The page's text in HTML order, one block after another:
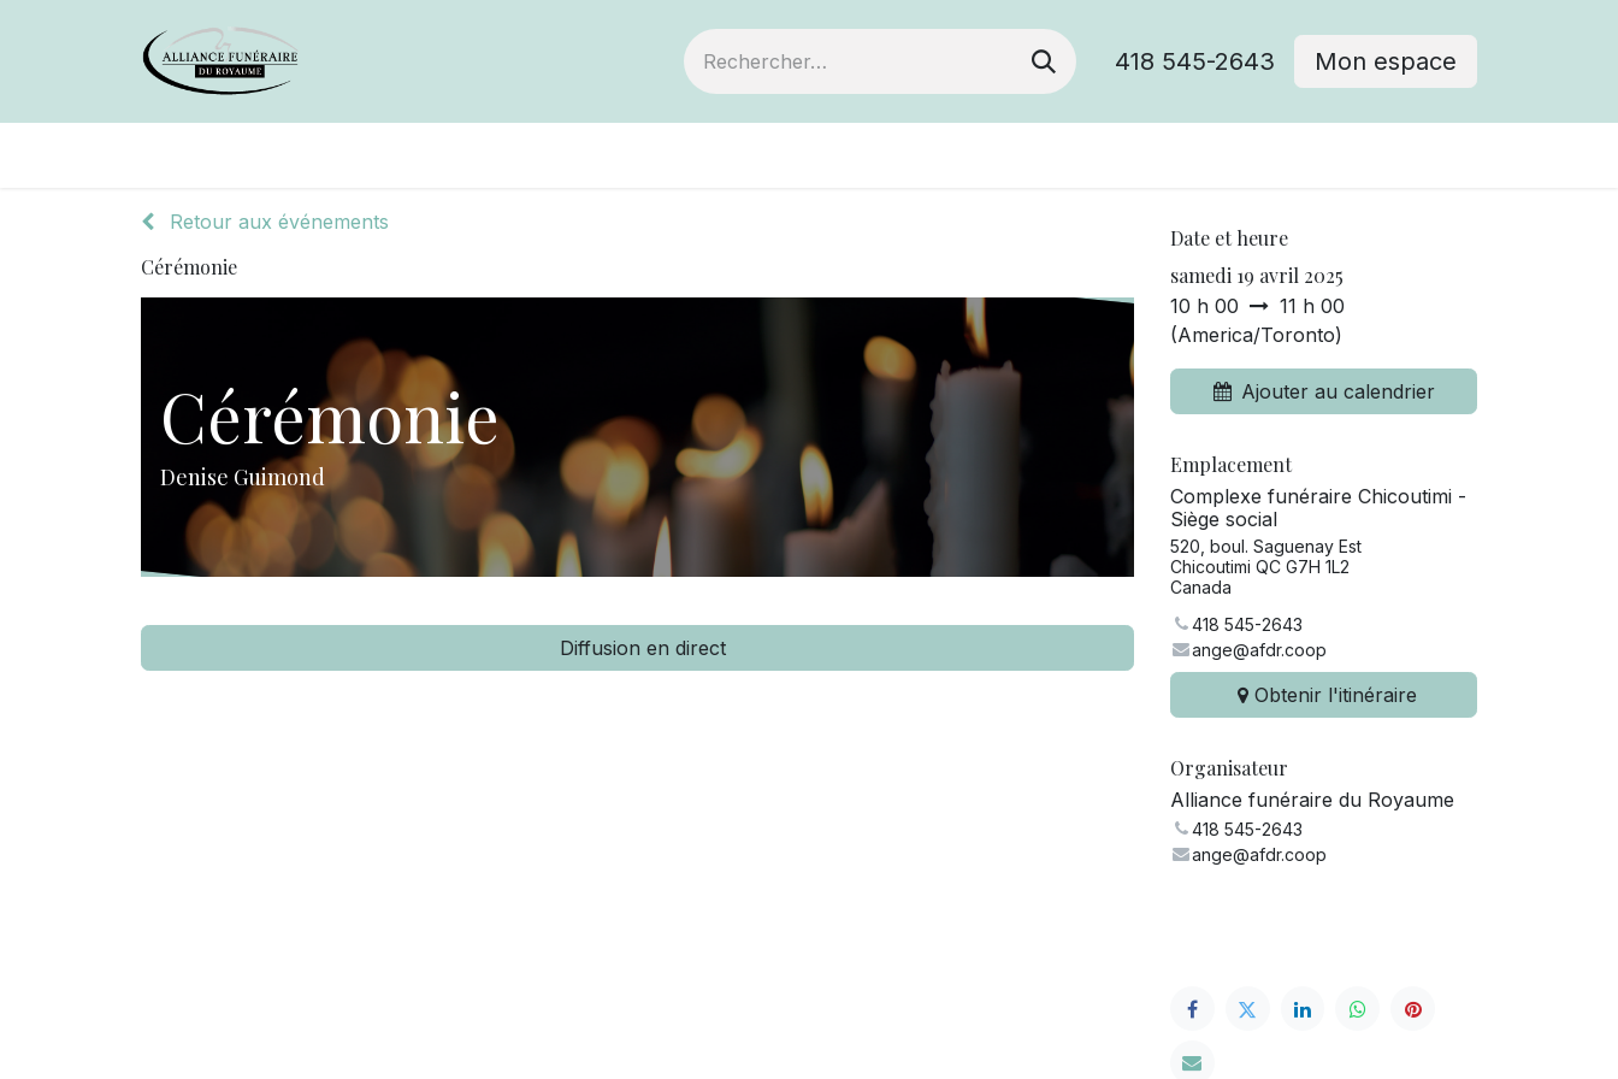
418 545-2643 Mon espace
Retour aux événements
Cérémonie
Cérémonie
Denise Guimond
Diffusion en direct
Date et heure
samedi 19 avril 2025
10 h 00
11 h 00
(America/Toronto)
Ajouter au calendrier
Emplacement
Complexe funéraire Chicoutimi -
Siège social
520, boul. Saguenay Est
Chicoutimi QC G7H 1L2
Canada
418 545-2643
ange@afdr.coop
Obtenir l'itinéraire
Organisateur
Alliance funéraire du Royaume
418 545-2643
ange@afdr.coop